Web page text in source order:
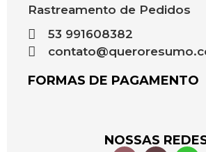
Rastreamento de Pedidos
53 991608382
FORMAS DE PAGAMENTO
NOSSAS